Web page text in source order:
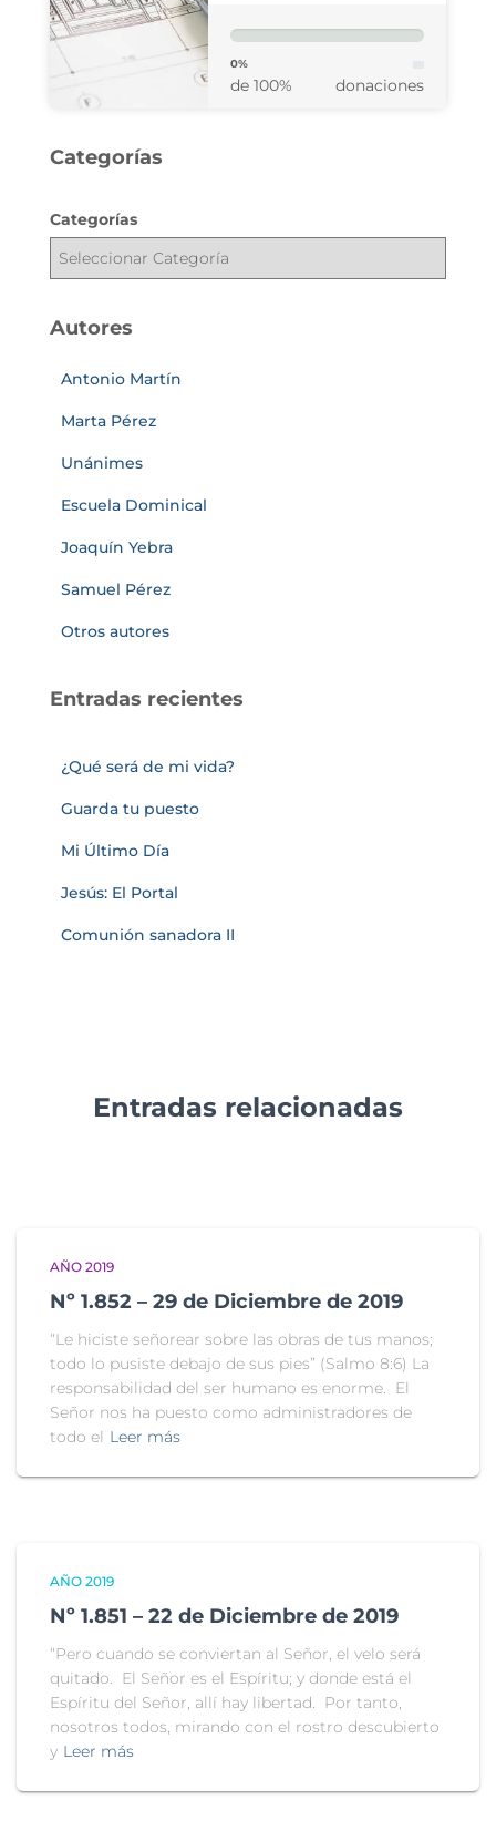
0%
de 100% donaciones
Categorías
Categorías
Autores
Antonio Martín
Marta Pérez
Unánimes
Escuela Dominical
Joaquín Yebra
Samuel Pérez
Otros autores
Entradas recientes
¿Qué será de mi vida?
Guarda tu puesto
Mi Último Día
Jesús: El Portal
Comunión sanadora II
Entradas relacionadas
AÑO 2019
Nº 1.852 – 29 de Diciembre de 2019
“Le hiciste señorear sobre las obras de tus manos;
todo lo pusiste debajo de sus pies” (Salmo 8:6) La
responsabilidad del ser humano es enorme. El
Señor nos ha puesto como administradores de
todo el Leer más
AÑO 2019
Nº 1.851 – 22 de Diciembre de 2019
“Pero cuando se conviertan al Señor, el velo será
quitado. El Señor es el Espíritu; y donde está el
Espíritu del Señor, allí hay libertad. Por tanto,
nosotros todos, mirando con el rostro descubierto
y Leer más